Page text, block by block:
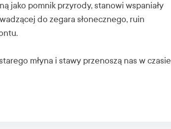
jako pomnik przyrody, stanowi wspaniały
do zegara słonecznego, ruin
młyna i stawy przenoszą nas w czasie